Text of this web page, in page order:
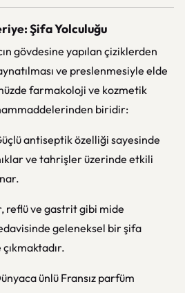
Şifa Yolculuğu
gövdesine yapılan çiziklerden
ve preslenmesiyle elde
farmakoloji ve kozmetik
biridir:
antiseptik özelliği sayesinde
ve tahrişler üzerinde etkili
reflü ve gastrit gibi mide
geleneksel bir şifa
ünlü Fransız parfüm